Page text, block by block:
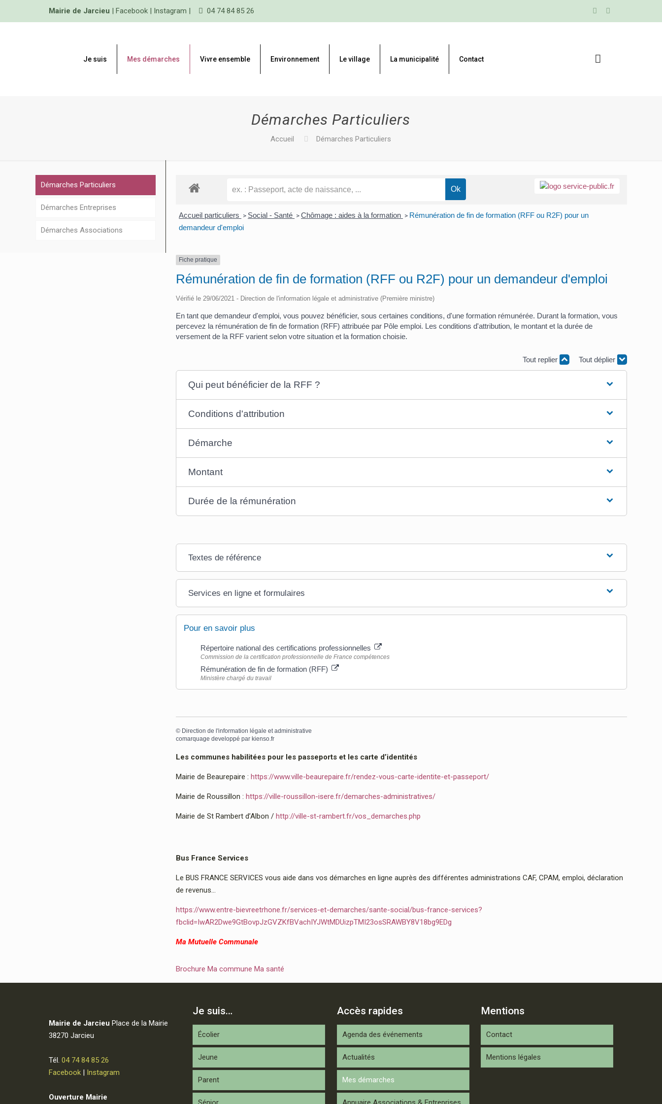
Mairie de Jarcieu | Facebook| Instagram | 04 74 84 85 26
Je suis Mes démarches Vivre ensemble Environnement Le village La municipalité Contact
Démarches Particuliers
Accueil Démarches Particuliers
Accueil particuliers > Social - Santé > Chômage : aides à la formation > Rémunération de fin de formation (RFF ou R2F) pour un
demandeur d'emploi
Fiche pratique
Rémunération de fin de formation (RFF ou R2F) pour un demandeur d'emploi
Vérifié le 29/06/2021 - Direction de l'information légale et administrative (Première ministre)
En tant que demandeur d'emploi, vous pouvez bénéficier, sous certaines conditions, d'une formation rémunérée. Durant la formation, vous
percevez la rémunération de fin de formation (RFF) attribuée par Pôle emploi. Les conditions d'attribution, le montant et la durée de
versement de la RFF varient selon votre situation et la formation choisie.
Tout replier Tout déplier
Qui peut bénéficier de la RFF ?
Conditions d'attribution
Démarche
Montant
Durée de la rémunération
Textes de référence
Services en ligne et formulaires
Pour en savoir plus
Répertoire national des certifications professionnelles
Commission de la certification professionnelle de France compétences
Rémunération de fin de formation (RFF)
Ministère chargé du travail
© Direction de l'information légale et administrative
comarquage developpé par kienso.fr
Les communes habilitées pour les passeports et les carte d’identités
Mairie de Beaurepaire : https://www.ville-beaurepaire.fr/rendez-vous-carte-identite-et-passeport/
Mairie de Roussillon : https://ville-roussillon-isere.fr/demarches-administratives/
Mairie de St Rambert d’Albon / http://ville-st-rambert.fr/vos_demarches.php
Bus France Services
Le BUS FRANCE SERVICES vous aide dans vos démarches en ligne auprès des différentes administrations CAF, CPAM, emploi, déclaration
de revenus…
https://www.entre-bievreetrhone.fr/services-et-demarches/sante-social/bus-france-services?
fbclid=IwAR2Dwe9GtBovpJzGVZKfBVachIYJWtMDUizpTMI23osSRAWBY8V18bg9EDg
Ma Mutuelle Communale
Brochure Ma commune Ma santé
Démarches Particuliers
Démarches Entreprises
Démarches Associations
Mairie de Jarcieu Place de la Mairie
38270 Jarcieu
Tél. 04 74 84 85 26
Facebook| Instagram
Ouverture Mairie
Je suis…
Écolier
Jeune
Parent
Accès rapides
Agenda des événements
Actualités
Mes démarches
Mentions
Contact
Mentions légales